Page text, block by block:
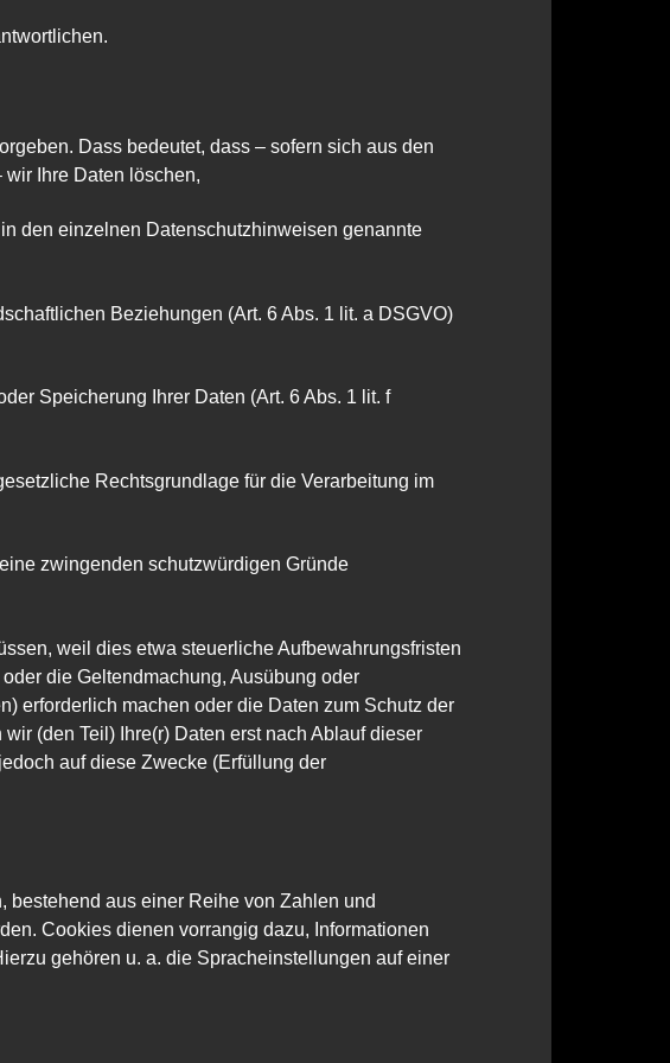
Dass bedeutet, dass – sofern sich aus den
Ihre Daten löschen,
den einzelnen Datenschutzhinweisen genannte
Beziehungen (Art. 6 Abs. 1 lit. a DSGVO)
Speicherung Ihrer Daten (Art. 6 Abs. 1 lit. f
Rechtsgrundlage für die Verarbeitung im
zwingenden schutzwürdigen Gründe
weil dies etwa steuerliche Aufbewahrungsfristen
die Geltendmachung, Ausübung oder
erforderlich machen oder die Daten zum Schutz der
(den Teil) Ihre(r) Daten erst nach Ablauf dieser
auf diese Zwecke (Erfüllung der
bestehend aus einer Reihe von Zahlen und
Cookies dienen vorrangig dazu, Informationen
gehören u. a. die Spracheinstellungen auf einer